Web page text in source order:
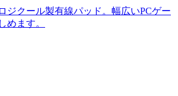
ジクール製有線パッド。幅広いPCゲー
めます。